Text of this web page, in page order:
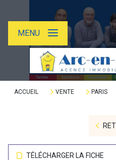
MENU
ACCUEIL VENTE PARIS
TÉLÉCHARGER LA FICHE